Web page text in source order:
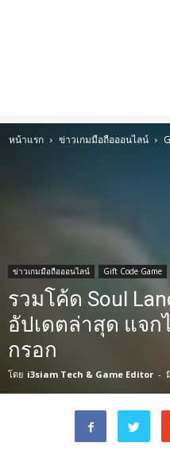
หน้าแรก ข่าวเกมมือถือออนไลน์
ข่าวเกมมือถือออนไลน์ Gift Code Game
รวมโค้ด Soul
อัปเดตล่าสุด แจก
กรอก
โดย i3siam Tech & Game Editor -